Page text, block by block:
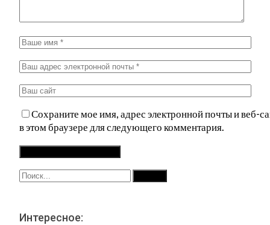
Сохраните мое имя, адрес электронной почты и веб-
в этом браузере для следующего комментария.
Интересное: